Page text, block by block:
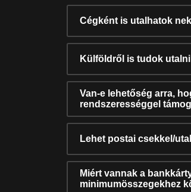
Cégként is utalhatok
Külföldről is tudok
Van-e lehetőség arra,
rendszerességgel
Lehet postai csekkel/
Miért vannak a
minimumösszegekhez